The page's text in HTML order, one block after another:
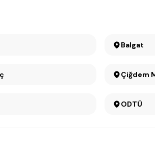
Balgat
Çiğdem
ODTÜ